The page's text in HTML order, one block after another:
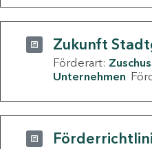
Zukunft
Förderart:
Unternehmen